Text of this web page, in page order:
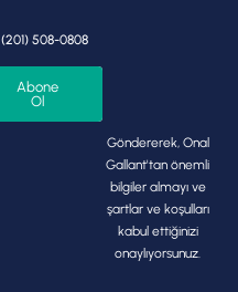
(201) 508-0808
Abone
Ol
Göndererek, Onal
Gallant'tan önemli
bilgiler almayı ve
şartlar ve koşulları
kabul ettiğinizi
onaylıyorsunuz.